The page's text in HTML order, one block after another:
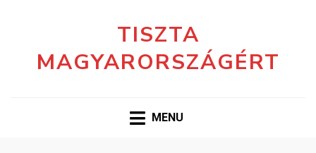
TISZTA
MAGYARORSZÁGÉRT
MENU